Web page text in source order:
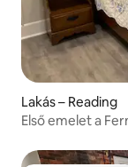
Lakás – Reading
Első emelet a